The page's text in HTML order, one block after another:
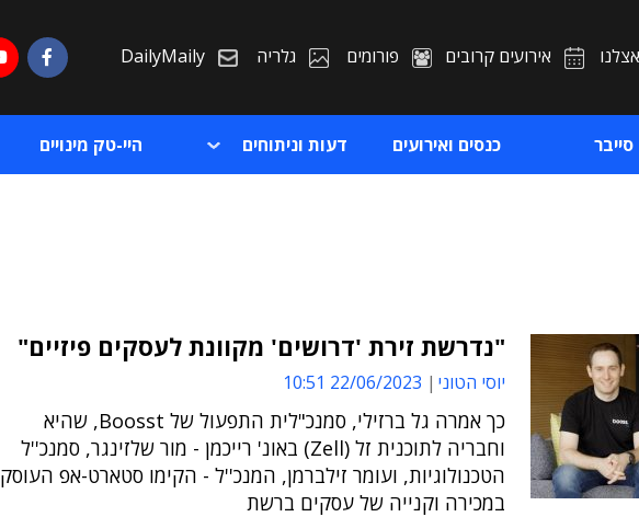
אירועים קרובים פורומים גלריה DailyMaily
סייבר כנסים ואירועים דעות וניתוחים היי-טק מינויים
"נדרשת זירת 'דרושים' מקוונת לעסקים פיזיים"
יוסי הטוני 22/06/2023 10:51
כך אמרה גל ברזילי, סמנכ"לית התפעול של Boosst, שהיא
וחבריה לתוכנית זל (Zell) באונ' רייכמן - מור שלזינגר, סמנכ''ל
הטכנולוגיות, ועומר זילברמן, המנכ''ל - הקימו סטארט-אפ העוסק
במכירה וקנייה של עסקים ברשת